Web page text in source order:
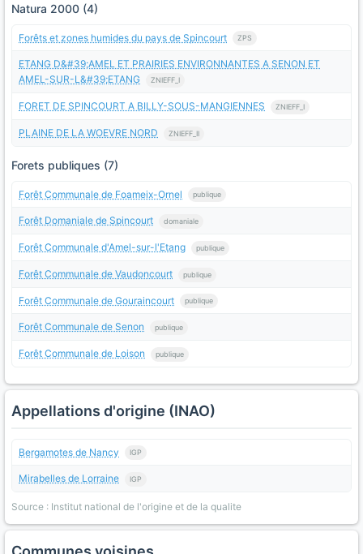
Natura 2000 (4)
Forêts et zones humides du pays de Spincourt ZPS
ETANG D&#39;AMEL ET PRAIRIES ENVIRONNANTES A SENON ET
AMEL-SUR-L&#39;ETANG
ZNIEFF_I
FORET DE SPINCOURT A BILLY-SOUS-MANGIENNES ZNIEFF_I
PLAINE DE LA WOEVRE NORD ZNIEFF_II
Forets publiques (7)
Forêt Communale de Foameix-Ornel publique
Forêt Domaniale de Spincourt domaniale
Forêt Communale d'Amel-sur-l'Etang publique
Forêt Communale de Vaudoncourt publique
Forêt Communale de Gouraincourt publique
Forêt Communale de Senon publique
Forêt Communale de Loison publique
Appellations d'origine (INAO)
Bergamotes de Nancy IGP
Mirabelles de Lorraine IGP
Source : Institut national de l'origine et de la qualite